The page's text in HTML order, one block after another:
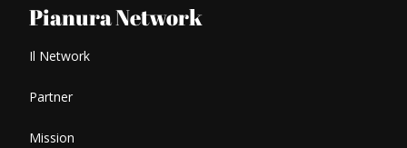
Pianura Network
Il Network
Partner
Mission